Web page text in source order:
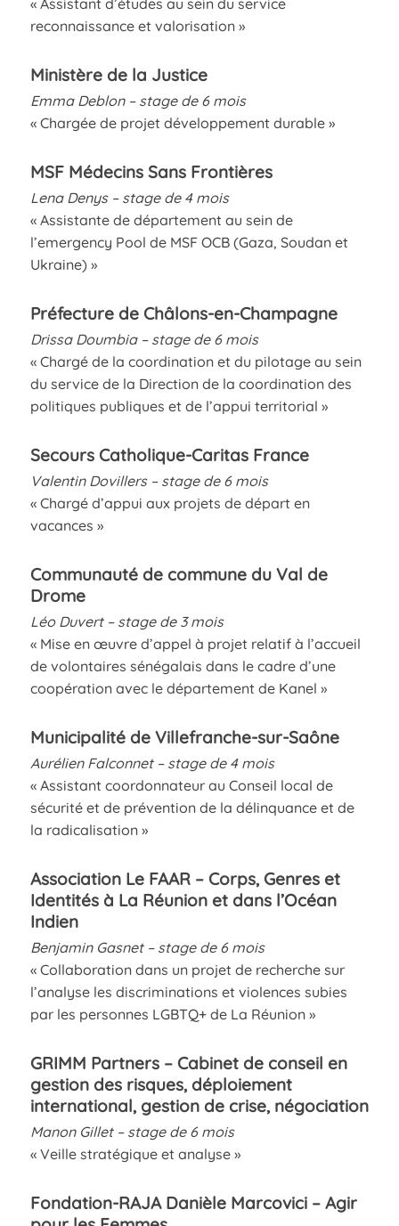
reconnaissance et valorisation »
Ministère de la Justice
Emma Deblon – stage de 6 mois
« Chargée de projet développement durable »
MSF Médecins Sans Frontières
Lena Denys – stage de 4 mois
« Assistante de département au sein de
l’emergency Pool de MSF OCB (Gaza, Soudan et
Ukraine) »
Préfecture de Châlons-en-Champagne
Drissa Doumbia – stage de 6 mois
« Chargé de la coordination et du pilotage au sein
du service de la Direction de la coordination des
politiques publiques et de l’appui territorial »
Secours Catholique-Caritas France
Valentin Dovillers – stage de 6 mois
« Chargé d’appui aux projets de départ en
vacances »
Communauté de commune du Val de
Drome
Léo Duvert – stage de 3 mois
« Mise en œuvre d’appel à projet relatif à l’accueil
de volontaires sénégalais dans le cadre d’une
coopération avec le département de Kanel »
Municipalité de Villefranche-sur-Saône
Aurélien Falconnet – stage de 4 mois
« Assistant coordonnateur au Conseil local de
sécurité et de prévention de la délinquance et de
la radicalisation »
Association Le FAAR – Corps, Genres et
Identités à La Réunion et dans l’Océan
Indien
Benjamin Gasnet – stage de 6 mois
« Collaboration dans un projet de recherche sur
l’analyse les discriminations et violences subies
par les personnes LGBTQ+ de La Réunion »
GRIMM Partners – Cabinet de conseil en
gestion des risques, déploiement
international, gestion de crise, négociation
Manon Gillet – stage de 6 mois
« Veille stratégique et analyse »
Fondation-RAJA Danièle Marcovici – Agir